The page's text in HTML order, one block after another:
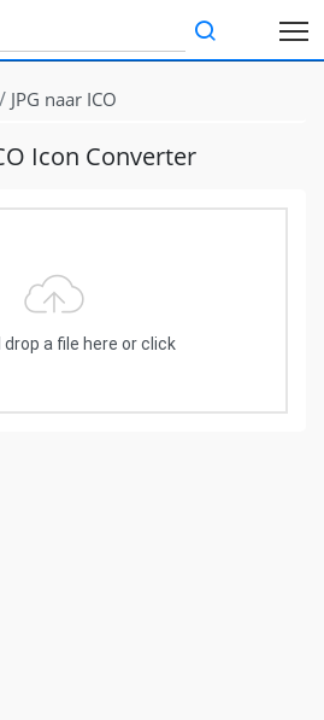
JPG naar ICO
Icon Converter
drop a file here or click